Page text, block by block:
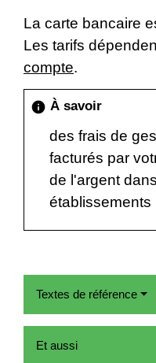
La carte bancaire
Les tarifs
compte.
info À savoir
des frais de
facturés par
de l'argent
établissements
Textes de référence
Et aussi